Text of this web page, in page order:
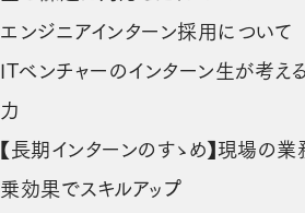
エンジニアインターン採用について
ITベンチャーのインターン生が考え
力
【長期インターンのすゝめ】現場の
乗効果でスキルアップ（新しいタブで